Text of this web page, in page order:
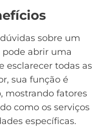
sobre um
abrir uma
esclarecer todas as
sua função é
mostrando fatores
como os serviços
específicas.